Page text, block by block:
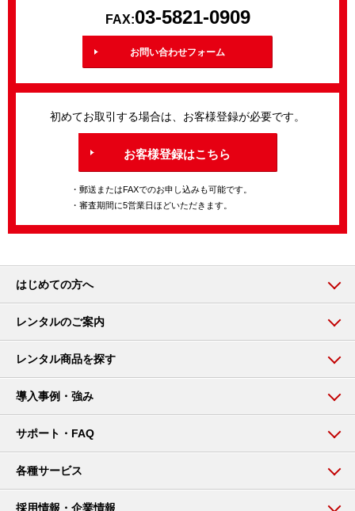
FAX:03-5821-0909
お問い合わせフォーム
初めてお取引する場合は、お客様登録が必要です。
お客様登録はこちら
・郵送またはFAXでのお申し込みも可能です。
・審査期間に5営業日ほどいただきます。
はじめての方へ
レンタルのご案内
レンタル商品を探す
導入事例・強み
サポート・FAQ
各種サービス
採用情報・企業情報